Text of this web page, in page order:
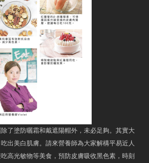
了塗防曬霜和戴遮陽帽外，未必足夠。其實大
出美白肌膚。請來營養師為大家解構平易近人
高光敏物等美食，預防皮膚吸收黑色素，時刻